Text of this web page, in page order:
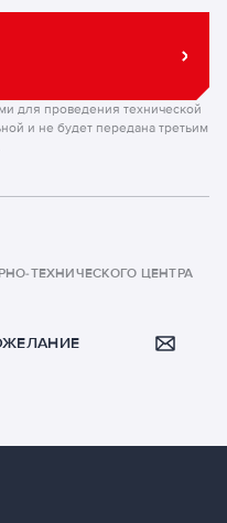
ТЕХНИЧЕСКОГО ЦЕНТРА
для проведения технической
и не будет передана третьим